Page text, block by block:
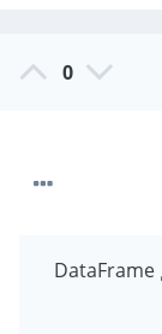
0
نعم، لأن هذه الطريقة تقوم بعمل نسخة مستقلة من DataFrame